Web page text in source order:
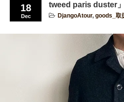
18
Dec
tweed paris duster
DjangoAtour, goods_取